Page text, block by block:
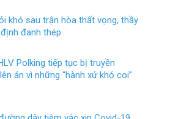
khó sau trận hòa thất vọng, thầy
đanh thép
Polking tiếp tục bị truyền
án vì những “hành xử khó coi”